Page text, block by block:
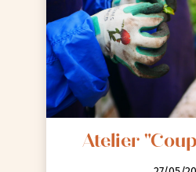
Atelier